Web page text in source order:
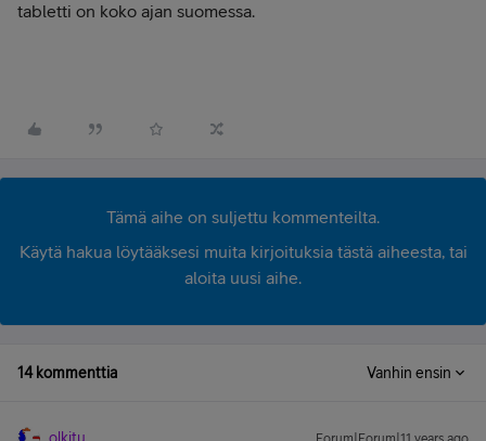
tabletti on koko ajan suomessa.
Tämä aihe on suljettu kommenteilta.
Käytä hakua löytääksesi muita kirjoituksia tästä aiheesta, tai
aloita uusi aihe.
14 kommenttia Vanhin ensin